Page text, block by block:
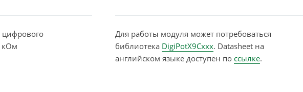
цифрового
кОм
Для работы модуля может потребоваться
библиотека DigiPotX9Cxxx. Datasheet на
английском языке доступен по ссылке.